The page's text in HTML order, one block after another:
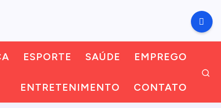
ESPORTE SAÚDE EMPREGO
ENTRETENIMENTO CONTATO